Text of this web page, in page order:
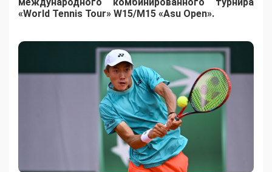
«World Tennis Tour» W15/M15 «Asu Open».